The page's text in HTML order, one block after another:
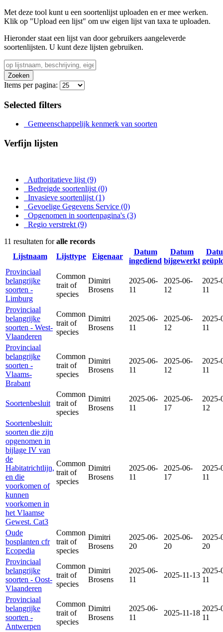
Met deze tool kunt u een soortenlijst uploaden en er mee werken.
Klik op "Upload een lijst" om uw eigen lijst van taxa te uploaden.
Hieronder staat een lijst van door gebruikers aangeleverde
soortenlijsten. U kunt deze lijsten gebruiken.
Zoeken
Items per pagina:
Selected filters
Gemeenschappelijk kenmerk van soorten
Verfijn lijsten
Authoritatieve lijst (9)
Bedreigde soortenlijst (0)
Invasieve soortenlijst (1)
Gevoelige Gegevens Service (0)
Opgenomen in soortenpagina's (3)
Regio verstrekt (9)
11 resultaten foralle records
Lijstnaam
Lijsttype Eigenaar
Datum
ingediend
Datum
bijgewerkt
Provinciaal
belangrijke
soorten -
Limburg
Common
trait of
species
Dimitri
Brosens
2025-06-
11
2025-06-
12
2025-
11
Provinciaal
belangrijke
soorten - West-
Vlaanderen
Common
trait of
species
Dimitri
Brosens
2025-06-
11
2025-06-
12
2025-
11
Provinciaal
belangrijke
soorten -
Vlaams-
Brabant
Common
trait of
species
Dimitri
Brosens
2025-06-
11
2025-06-
12
2025-
11
Soortenbesluit
Common
trait of
species
Dimitri
Brosens
2025-06-
11
2025-06-
17
2025-
12
Soortenbesluit:
soorten die zijn
opgenomen in
bijlage IV van
de
Habitatrichtlijn,
en die
voorkomen of
kunnen
voorkomen in
het Vlaamse
Gewest. Cat3
Common
trait of
species
Dimitri
Brosens
2025-06-
11
2025-06-
17
2025-
11
Oude
bosplanten cfr
Ecopedia
Common
trait of
species
Dimitri
Brosens
2025-06-
20
2025-06-
20
2025-
20
Provinciaal
belangrijke
soorten - Oost-
Vlaanderen
Common
trait of
species
Dimitri
Brosens
2025-06-
11
2025-11-13
2025-
11
Provinciaal
belangrijke
soorten -
Antwerpen
Common
trait of
species
Dimitri
Brosens
2025-06-
11
2025-11-18
2025-
11